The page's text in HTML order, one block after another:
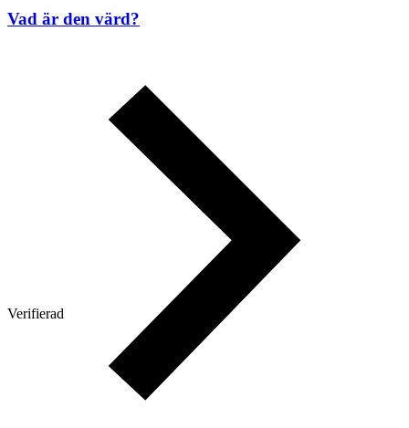
Verifierad
Vad är den värd?